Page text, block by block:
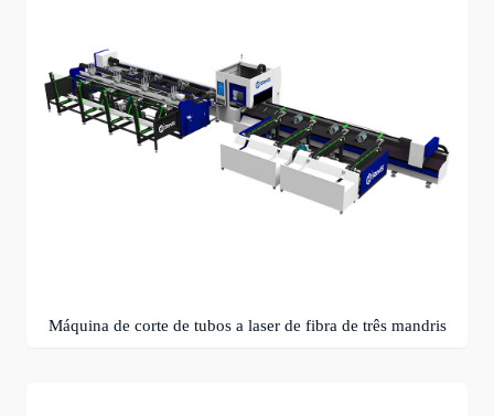
Máquina de corte de tubos a laser de fibra de três mandris